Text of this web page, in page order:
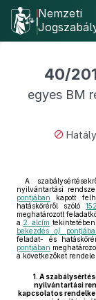
Nemzeti
40/
egyes BM
A
nyilvántartási
pontjában kapott
hatásköréről szóló
meghatározott
a 2. alcím
bekezdéso)
feladat- és
pontjában
a következőket
1. A
nyilvántartási
kapcsolatos